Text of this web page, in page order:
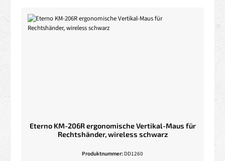
Eterno KM-206R ergonomische Vertikal-Maus für
Rechtshänder, wireless schwarz
Produktnummer: DD1260